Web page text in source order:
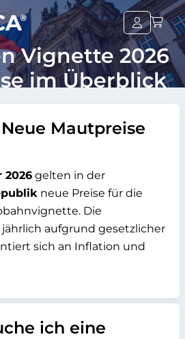
Vignette 2026
im Überblick
Mautpreise
2026 gelten in der
neue Preise für die
Die
aufgrund gesetzlicher
sich an Inflation und
ich eine